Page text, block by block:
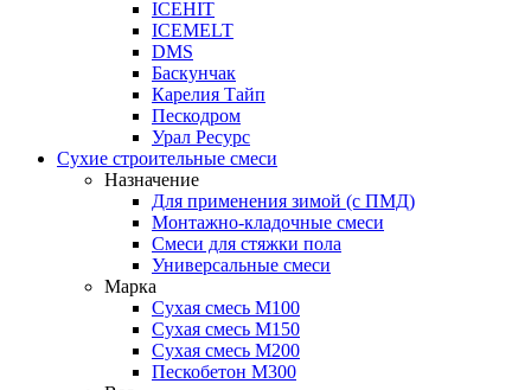
ICEHIT
ICEMELT
DMS
Баскунчак
Карелия Тайп
Пескодром
Урал Ресурс
Сухие строительные смеси
Назначение
Для применения зимой (с ПМД)
Монтажно-кладочные смеси
Смеси для стяжки пола
Универсальные смеси
Марка
Сухая смесь М100
Сухая смесь М150
Сухая смесь М200
Пескобетон М300